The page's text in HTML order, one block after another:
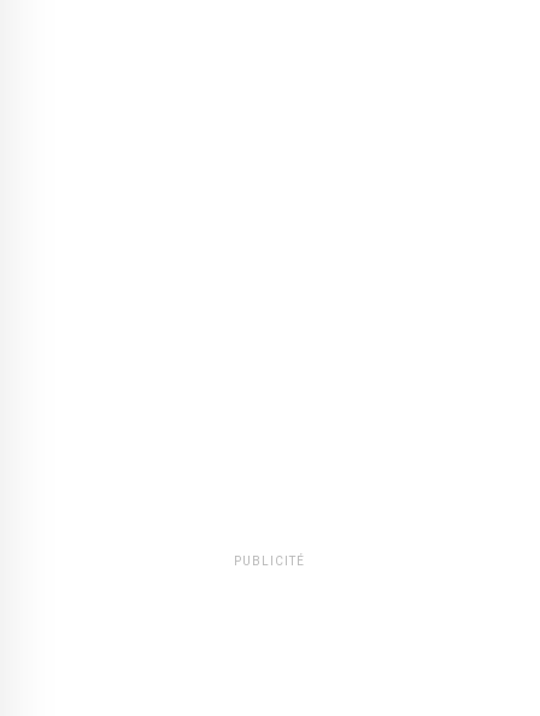
PUBLICITÉ